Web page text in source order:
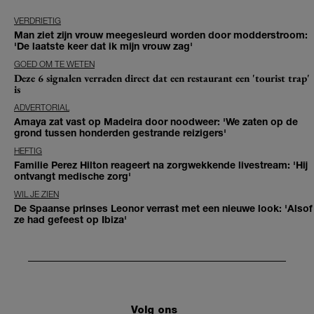
VERDRIETIG
Man ziet zijn vrouw meegesleurd worden door modderstroom:
'De laatste keer dat ik mijn vrouw zag'
GOED OM TE WETEN
Deze 6 signalen verraden direct dat een restaurant een 'tourist trap'
is
ADVERTORIAL
Amaya zat vast op Madeira door noodweer: 'We zaten op de
grond tussen honderden gestrande reizigers'
HEFTIG
Familie Perez Hilton reageert na zorgwekkende livestream: 'Hij
ontvangt medische zorg'
WIL JE ZIEN
De Spaanse prinses Leonor verrast met een nieuwe look: 'Alsof
ze had gefeest op Ibiza'
Volg ons